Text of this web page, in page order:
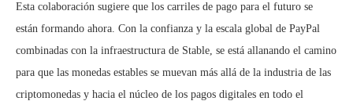
Esta colaboración sugiere que los carriles de pago para el futuro se
están formando ahora. Con la confianza y la escala global de PayPal
combinadas con la infraestructura de Stable, se está allanando el camino
para que las monedas estables se muevan más allá de la industria de las
criptomonedas y hacia el núcleo de los pagos digitales en todo el